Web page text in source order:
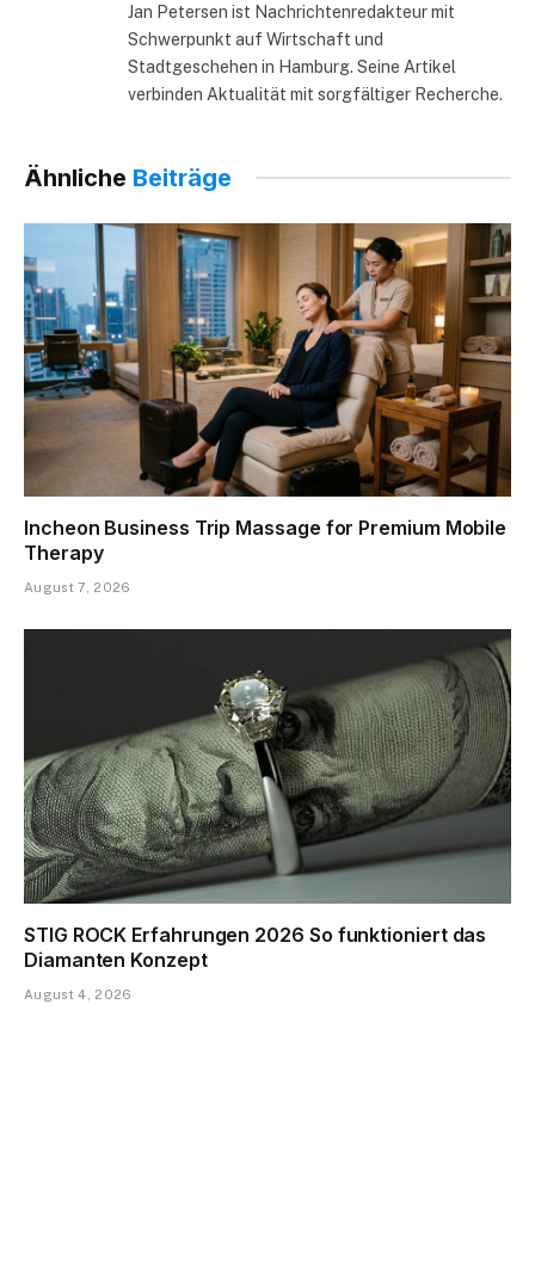
Jan Petersen ist Nachrichtenredakteur mit
Schwerpunkt auf Wirtschaft und
Stadtgeschehen in Hamburg. Seine Artikel
verbinden Aktualität mit sorgfältiger Recherche.
Ähnliche Beiträge
Incheon Business Trip Massage for Premium Mobile
Therapy
August 7, 2026
STIG ROCK Erfahrungen 2026 So funktioniert das
Diamanten Konzept
August 4, 2026